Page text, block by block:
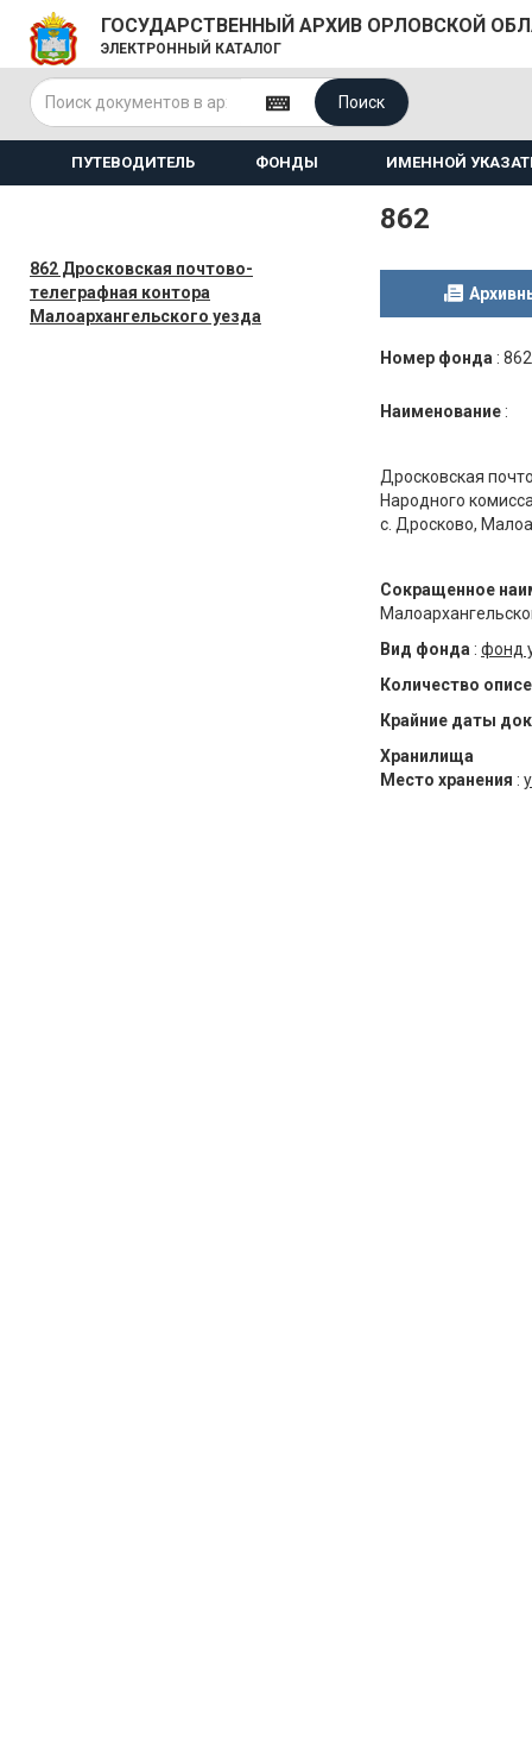
ГОСУДАРСТВЕННЫЙ АРХИВ ОРЛОВСКОЙ
ЭЛЕКТРОННЫЙ КАТАЛОГ
Поиск
ПУТЕВОДИТЕЛЬ ФОНДЫ ИМЕННОЙ
862 Дросковская почтово-
телеграфная контора
Малоархангельского уезда
862
Номер фонда : 862
Наименование :
Дросковская
Народного
с. Дросково,
Сокращенное
Вид фонда : фонд
Количество
Крайние даты
Хранилища
Место хранения :